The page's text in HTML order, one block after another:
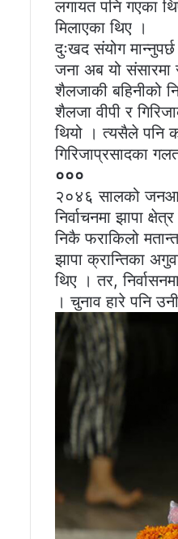
लगायत पनि गएका
मिलाएका थिए ।
दुःखद संयोग
जना अब यो संसारमा
शैलजाकी बहिनीको
शैलजा वीपी र
थियो । त्यसैले पनि
गिरिजाप्रसादका
०००
२०४६ सालको
निर्वाचनमा झापा
निकै फराकिलो
झापा क्रान्तिका
थिए । तर,
। चुनाव हारे पनि